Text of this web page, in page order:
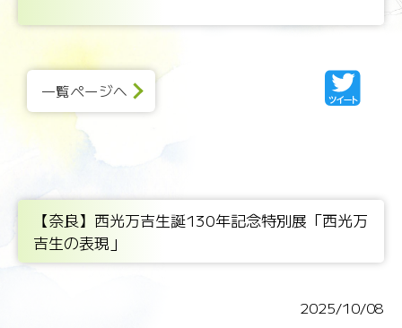
一覧ページへ
【奈良】西光万吉生誕130年記念特別展「西光万
吉生の表現」
2025/10/08